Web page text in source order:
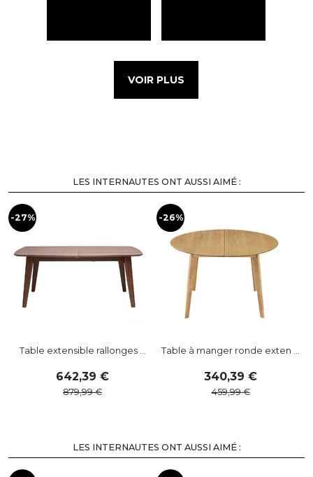
VOIR PLUS
LES INTERNAUTES ONT AUSSI AIMÉ :
-27%
Table extensible rallonges ...
642,39
879,99
-26%
Table à manger ronde exten ...
340,39
459,99
LES INTERNAUTES ONT AUSSI AIMÉ :